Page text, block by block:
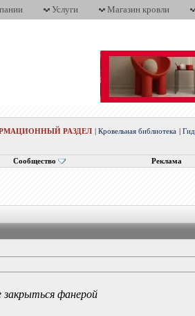
Услуги Магазин кровли
РАЗДЕЛ |Кровельная библиотека |
Сообщество Реклама
фанерой